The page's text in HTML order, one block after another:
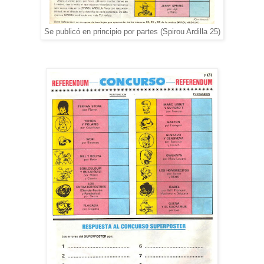
Se publicó en principio por partes (Spirou Ardilla 25)